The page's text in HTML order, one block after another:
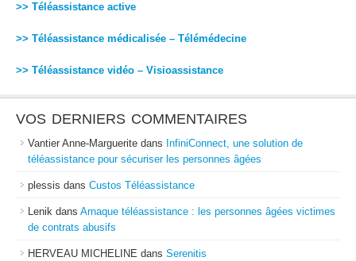
>> Téléassistance active
>> Téléassistance médicalisée – Télémédecine
>> Téléassistance vidéo – Visioassistance
VOS DERNIERS COMMENTAIRES
Vantier Anne-Marguerite dans InfiniConnect, une solution de
téléassistance pour sécuriser les personnes âgées
plessis dans Custos Téléassistance
Lenik dans Arnaque téléassistance : les personnes âgées victimes
de contrats abusifs
HERVEAU MICHELINE dans Serenitis